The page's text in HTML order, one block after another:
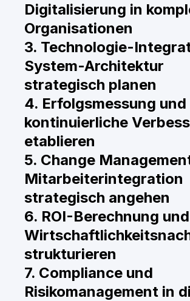
Digitalisierung in
Organisationen
3. Technologie-
System-Architektur
strategisch planen
4. Erfolgsmessung und
kontinuierliche
etablieren
5. Change
Mitarbeiterintegration
strategisch angehen
6. ROI-Berechnung und
strukturieren
7. Compliance und
Risikomanagement in